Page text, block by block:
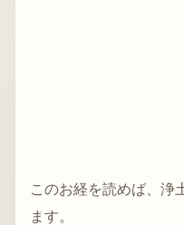
このお経を読めば、浄
ます。